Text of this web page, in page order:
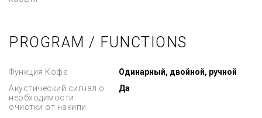
PROGRAM / FUNCTIONS
Функция Кофе
Одинарный, двойной, ручной
Акустический сигнал о
необходимости
очистки от накипи
Да